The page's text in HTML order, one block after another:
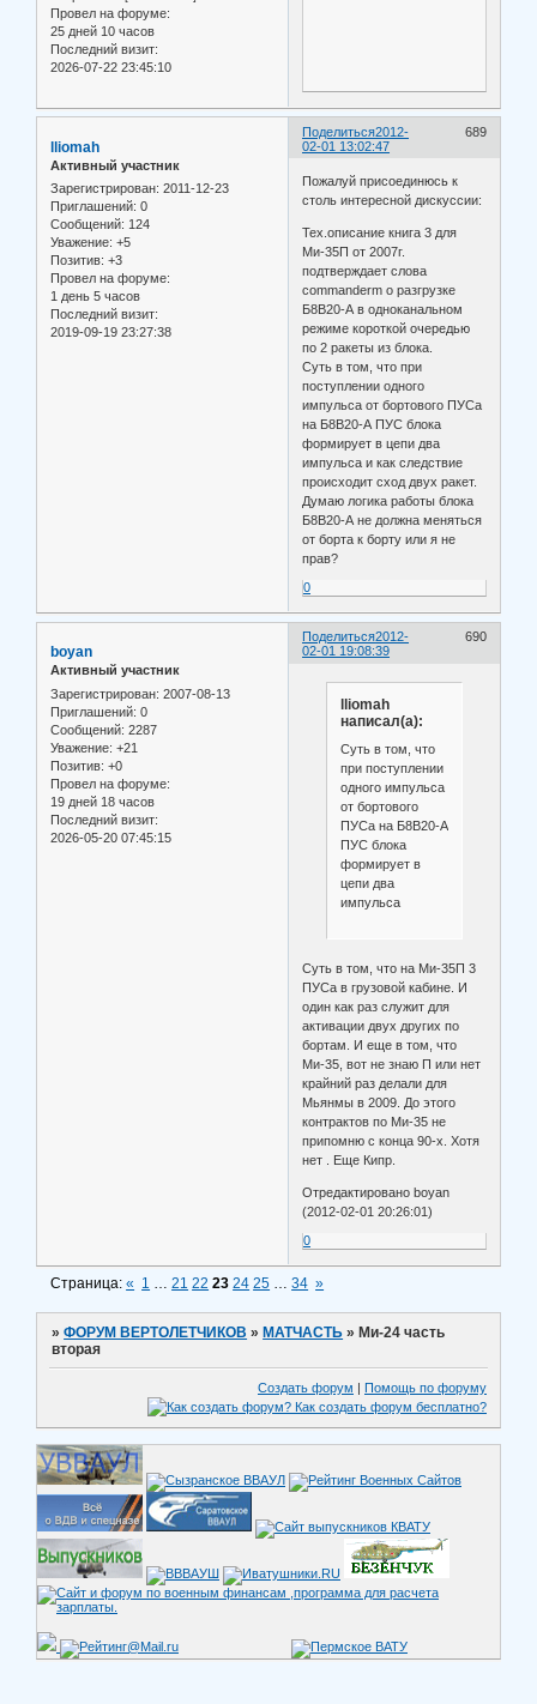
Провел на форуме:
25 дней 10 часов
Последний визит:
2026-07-22 23:45:10
Поделиться 689
2012-
02-01 13:02:47
lliomah
Активный участник
Зарегистрирован: 2011-12-23
Приглашений: 0
Сообщений: 124
Уважение: +5
Позитив: +3
Провел на форуме:
1 день 5 часов
Последний визит:
2019-09-19 23:27:38
Пожалуй присоединюсь к
столь интересной дискуссии:
Тех.описание книга 3 для
Ми-35П от 2007г.
подтверждает слова
commanderm о разгрузке
Б8В20-А в одноканальном
режиме короткой очередью
по 2 ракеты из блока.
Суть в том, что при
поступлении одного
импульса от бортового ПУСа
на Б8В20-А ПУС блока
формирует в цепи два
импульса и как следствие
происходит сход двух ракет.
Думаю логика работы блока
Б8В20-А не должна меняться
от борта к борту или я не
прав?
0
Поделиться 690
2012-
02-01 19:08:39
boyan
Активный участник
Зарегистрирован: 2007-08-13
Приглашений: 0
Сообщений: 2287
Уважение: +21
Позитив: +0
Провел на форуме:
19 дней 18 часов
Последний визит:
2026-05-20 07:45:15
lliomah
написал(а):
Суть в том, что
при поступлении
одного импульса
от бортового
ПУСа на Б8В20-А
ПУС блока
формирует в
цепи два
импульса
Суть в том, что на Ми-35П 3
ПУСа в грузовой кабине. И
один как раз служит для
активации двух других по
бортам. И еще в том, что
Ми-35, вот не знаю П или нет
крайний раз делали для
Мьянмы в 2009. До этого
контрактов по Ми-35 не
припомню с конца 90-х. Хотя
нет . Еще Кипр.
Отредактировано boyan
(2012-02-01 20:26:01)
0
Страница:« 1 21 22 23 24 25 34 »
»ФОРУМ ВЕРТОЛЕТЧИКОВ » МАТЧАСТЬ » Ми-24 часть
вторая
Создать форум | Помощь по форуму